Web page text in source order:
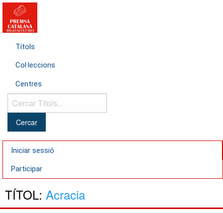
Títols
Col·leccions
Centres
Cercar
Títols...
Iniciar sessió
Participar
TÍTOL: Acracia